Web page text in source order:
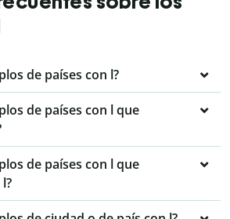
de países con l?
de países con l que
de países con l que